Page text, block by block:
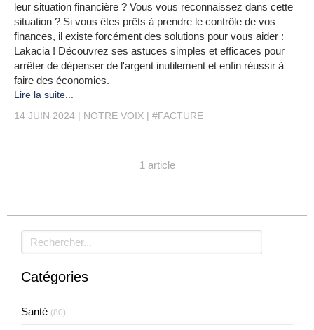
leur situation financière ? Vous vous reconnaissez dans cette
situation ? Si vous êtes prêts à prendre le contrôle de vos
finances, il existe forcément des solutions pour vous aider :
Lakacia ! Découvrez ses astuces simples et efficaces pour
arrêter de dépenser de l'argent inutilement et enfin réussir à
faire des économies.
Lire la suite...
14 JUIN 2024
NOTRE VOIX #FACTURE
1 article
Rechercher
Catégories
Santé (80)